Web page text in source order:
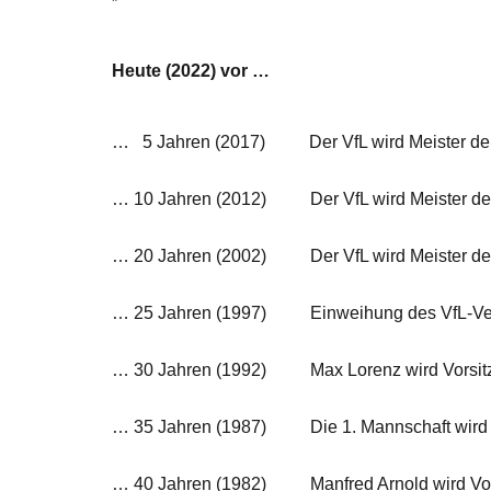
Heute (2022) vor …
… 5 Jahren (2017) Der VfL wird Meister
… 10 Jahren (2012) Der VfL wird Meister
… 20 Jahren (2002) Der VfL wird Meister
… 25 Jahren (1997) Einweihung des VfL-
… 30 Jahren (1992) Max Lorenz wird
… 35 Jahren (1987) Die 1. Mannschaft wird
… 40 Jahren (1982) Manfred Arnold wird